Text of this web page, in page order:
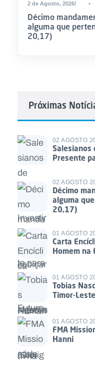
2 de Agosto, 2026 •
Décimo
alguma que
20,17)
Próximas
02 AGOSTO
Salesianos
Presente
02 AGOSTO
Décimo
alguma
20,17)
01 AGOSTO
Carta
Homem na
01 AGOSTO
Tobias
Timor-
01 AGOSTO
FMA
Hanni